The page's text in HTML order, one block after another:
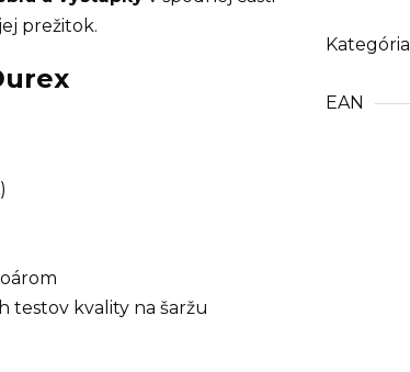
prežitok.
testov kvality na šaržu
Kategória
EAN